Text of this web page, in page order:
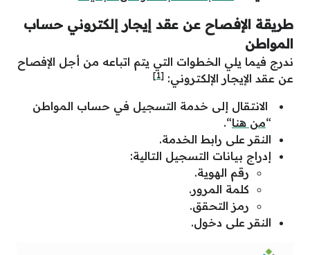
طريقة الإفصاح عن عقد إيجار إلكتروني حساب
المواطن
ندرج فيما يلي الخطوات التي يتم اتباعه من أجل الإفصاح
عن عقد الإيجار الإلكتروني: [1]
الانتقال إلى خدمة التسجيل في حساب المواطن
“من هنا“.
النقر على رابط الخدمة.
إدراج بيانات التسجيل التالية:
رقم الهوية.
كلمة المرور.
رمز التحقق.
النقر على دخول.